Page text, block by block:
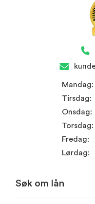
Mandag:
Tirsdag:
Onsdag:
Torsdag:
Fredag:
Lørdag:
Søk om lån